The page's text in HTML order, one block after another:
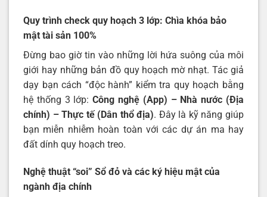
Quy trình check quy hoạch 3 lớp: Chìa khóa bảo
mật tài sản 100%
Đừng bao giờ tin vào những lời hứa suông của môi
giới hay những bản đồ quy hoạch mờ nhạt. Tác giả
dạy bạn cách “độc hành” kiểm tra quy hoạch bằng
hệ thống 3 lớp:Công nghệ (App) – Nhà nước (Địa
chính) – Thực tế (Dân thổ địa). Đây là kỹ năng giúp
bạn miễn nhiễm hoàn toàn với các dự án ma hay
đất dính quy hoạch treo.
Nghệ thuật “soi” Sổ đỏ và các ký hiệu mật của
ngành địa chính